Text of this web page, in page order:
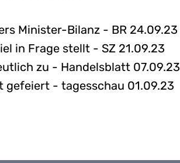
Minister-Bilanz - BR 24.09.23
in Frage stellt - SZ 21.09.23
zu - Handelsblatt 07.09.23
gefeiert - tagesschau 01.09.23